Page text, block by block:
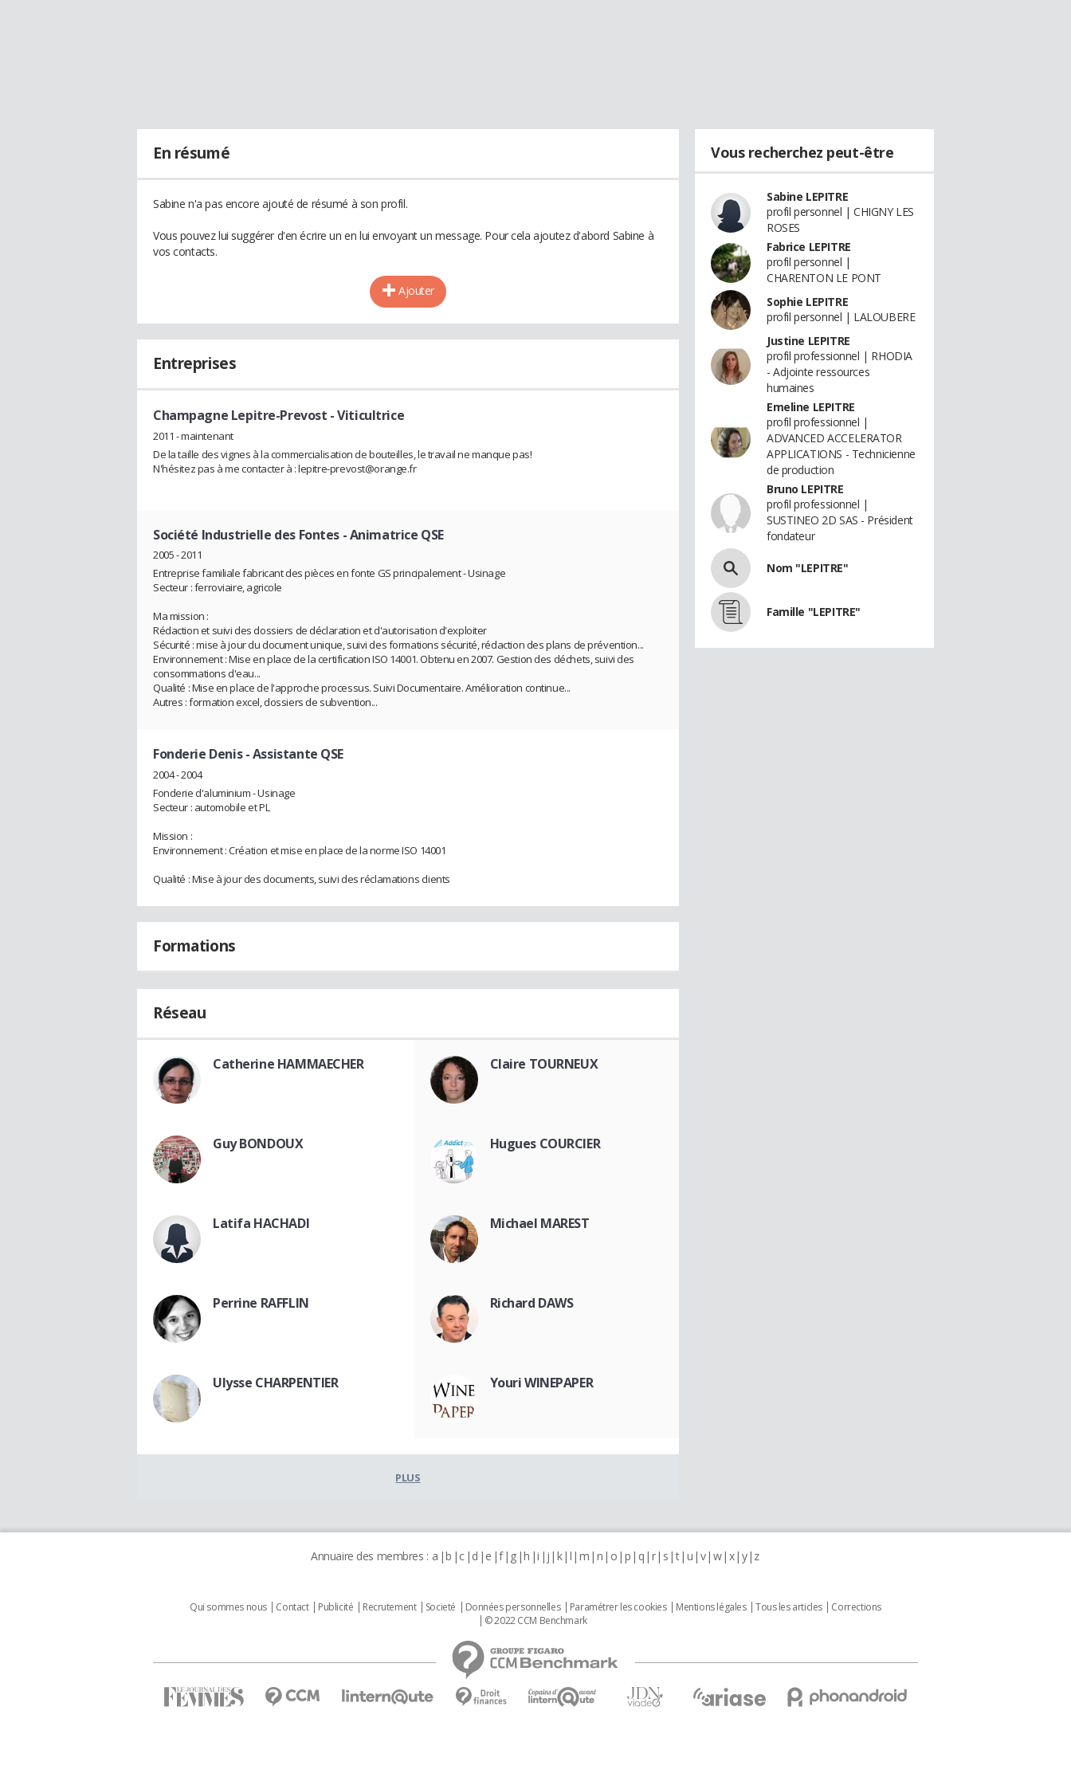
En résumé
Sabine n'a pas encore ajouté de résumé à son profil.
Vous pouvez lui suggérer d'en écrire un en lui envoyant un message. Pour cela ajoutez d'abord Sabine à
vos contacts.
Ajouter
Entreprises
Champagne Lepitre-Prevost - Viticultrice
2011 - maintenant
De la taille des vignes à la commercialisation de bouteilles, le travail ne manque pas!
N'hésitez pas à me contacter à : lepitre-prevost@orange.fr
Société Industrielle des Fontes- Animatrice QSE
2005 - 2011
Entreprise familiale fabricant des pièces en fonte GS principalement - Usinage
Secteur : ferroviaire, agricole
Ma mission :
Rédaction et suivi des dossiers de déclaration et d'autorisation d'exploiter
Sécurité : mise à jour du document unique, suivi des formations sécurité, rédaction des plans de prévention...
Environnement : Mise en place de la certification ISO 14001. Obtenu en 2007. Gestion des déchets, suivi des
consommations d'eau...
Qualité : Mise en place de l'approche processus. Suivi Documentaire. Amélioration continue...
Autres : formation excel, dossiers de subvention...
Fonderie Denis- Assistante QSE
2004 - 2004
Fonderie d'aluminium - Usinage
Secteur : automobile et PL
Mission :
Environnement : Création et mise en place de la norme ISO 14001
Qualité : Mise à jour des documents, suivi des réclamations clients
Formations
Réseau
Catherine HAMMAECHER Claire TOURNEUX
Guy BONDOUX Hugues COURCIER
Latifa HACHADI Michael MAREST
Perrine RAFFLIN Richard DAWS
Ulysse CHARPENTIER Youri WINEPAPER
PLUS
Vous recherchez peut-être
Sabine LEPITRE
profil personnel | CHIGNY LES
ROSES
Fabrice LEPITRE
profil personnel |
CHARENTON LE PONT
Sophie LEPITRE
profil personnel | LALOUBERE
Justine LEPITRE
profil professionnel | RHODIA
- Adjointe ressources
humaines
Emeline LEPITRE
profil professionnel |
ADVANCED ACCELERATOR
APPLICATIONS - Technicienne
de production
Bruno LEPITRE
profil professionnel |
SUSTINEO 2D SAS - Président
fondateur
Nom "LEPITRE"
Famille "LEPITRE"
Annuaire des membres : a b c d e f g h i j k l m n o p q r s t u v w x y z
Qui sommes nous Contact Publicité Recrutement Societé Données personnelles Paramétrer les cookies Mentions légales Tous les articles
Corrections
© 2022 CCM Benchmark